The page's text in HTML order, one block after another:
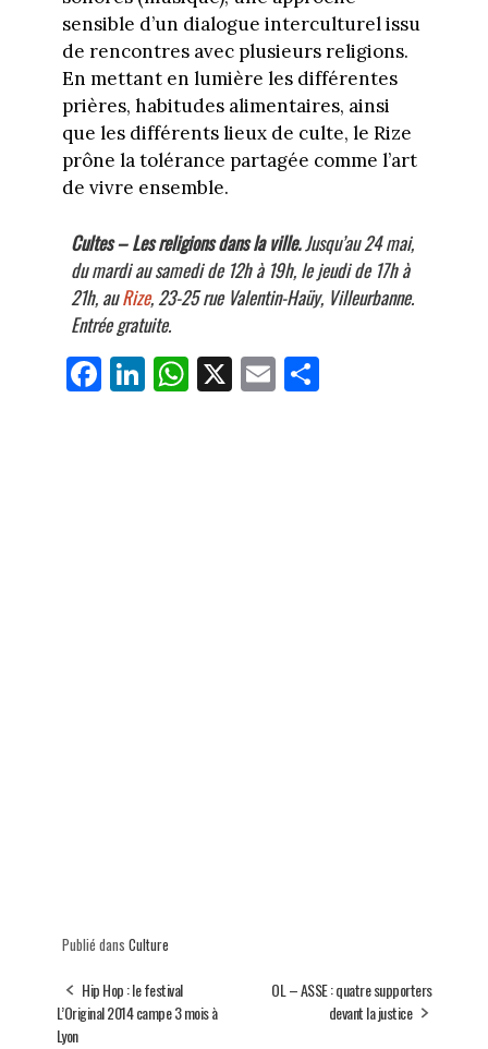
sensible d’un dialogue interculturel issu
de rencontres avec plusieurs religions.
En mettant en lumière les différentes
prières, habitudes alimentaires, ainsi
que les différents lieux de culte, le Rize
prône la tolérance partagée comme l’art
de vivre ensemble.
Cultes – Les religions dans la ville.Jusqu’au 24 mai,
du mardi au samedi de 12h à 19h, le jeudi de 17h à
21h, auRize, 23-25 rue Valentin-Haüy, Villeurbanne.
Entrée gratuite.
Fa
ce
Li
nk
W
ha
X E
m
Pa
Publié dans Culture
Hip Hop : le festival
L’Original 2014 campe 3 mois à
Lyon
OL – ASSE : quatre supporters
devant la justice